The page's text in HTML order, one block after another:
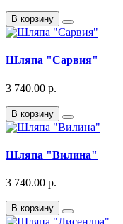
В корзину
Шляпа "Сарвия"
3 740.00 р.
В корзину
Шляпа "Вилина"
3 740.00 р.
В корзину